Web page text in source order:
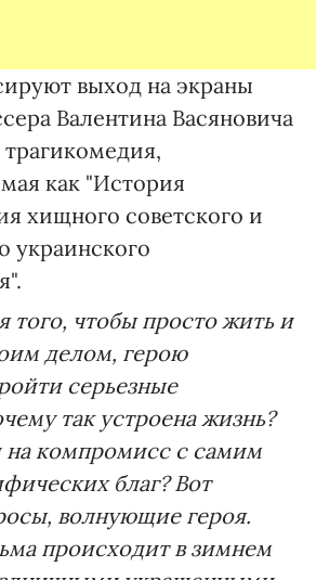
выход на экраны
Валентина Васяновича
как "История
хищного советского и
украинского
того, чтобы просто жить и
делом, герою
серьезные
так устроена жизнь?
на компромисс с самим
благ? Вот
волнующие героя.
происходит в зимнем